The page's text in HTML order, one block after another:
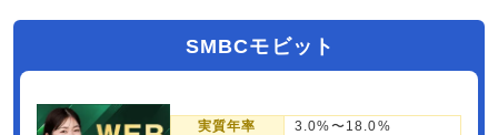
SMBCモビット
実質年率 3.0%〜18.0%